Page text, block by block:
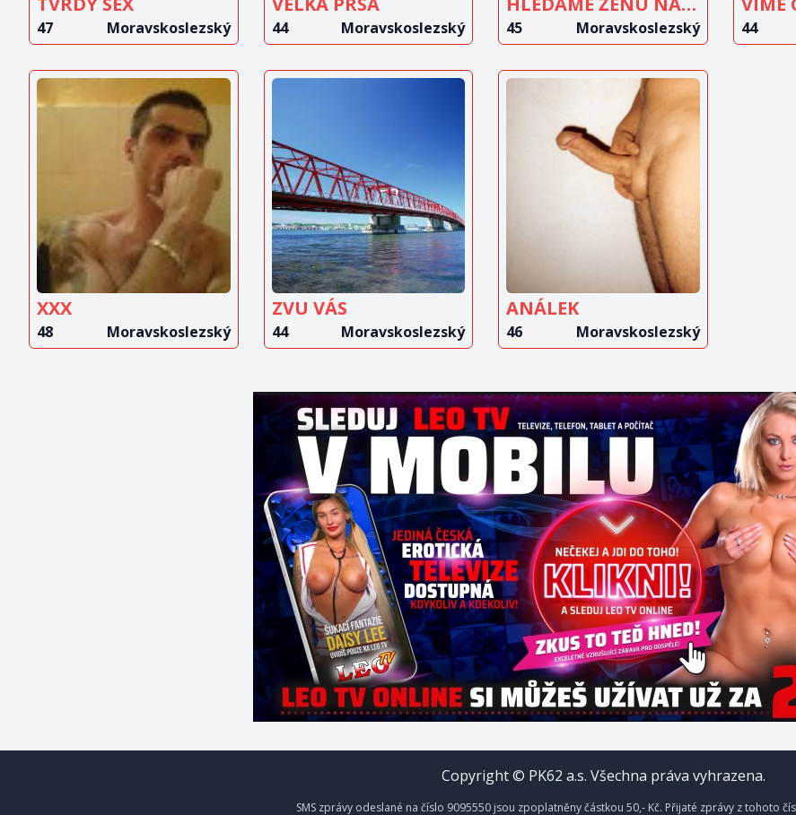
47 Moravskoslezský 44 Moravskoslezský 45 Moravskoslezský 44
ZOBRAZIT
INZERÁT
XXX
48 Moravskoslezský
ZOBRAZIT
INZERÁT
ZVU VÁS
44 Moravskoslezský
ZOBRAZIT
INZERÁT
ANÁLEK
46 Moravskoslezský
Copyright © PK62 a.s. Všechna práva vyhrazena.
SMS zprávy odeslané na číslo 9095550 jsou zpoplatněny částkou 50,- Kč. Přijaté zprávy z tohoto